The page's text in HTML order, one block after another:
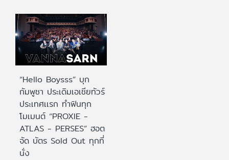
“Hello Boysss” บุก
กัมพูชา ประเดิมเอเชียทัวร์
ประเทศเเรก ทำฟินทุก
โมเมนต์ “PROXIE -
ATLAS - PERSES” ฮอต
จัด บัตร Sold Out ทุกที่
นั่ง